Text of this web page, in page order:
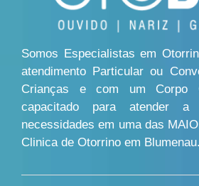
Somos Especialistas em
atendimento Particular ou
Crianças e com um Corpo
capacitado para atender
necessidades em uma das
Clinica de Otorrino em Blumenau.